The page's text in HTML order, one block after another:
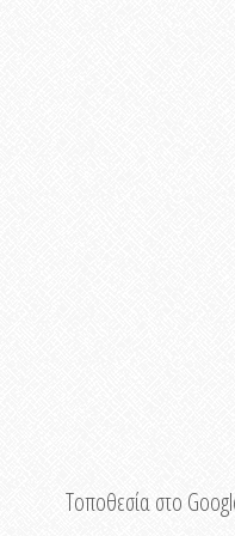
Τοποθεσία στο